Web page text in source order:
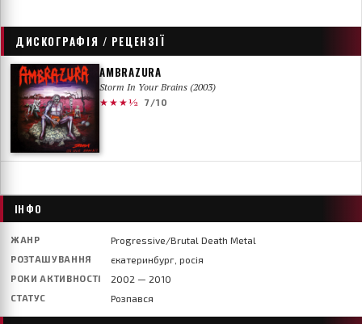
ДИСКОГРАФІЯ / РЕЦЕНЗІЇ
AMBRAZURA
Storm In Your Brains (2003)
★★★½
7/10
ІНФО
ЖАНР Progressive/Brutal Death Metal
РОЗТАШУВАННЯ єкатеринбург, росія
РОКИ АКТИВНОСТІ 2002 — 2010
СТАТУС Розпався